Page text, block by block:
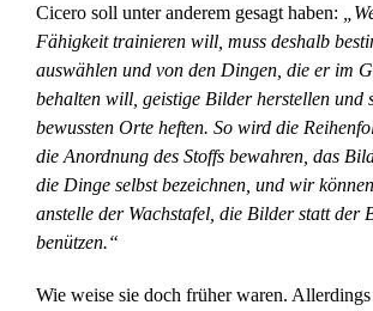
Cicero soll unter anderem gesagt haben:
Fähigkeit trainieren will, muss deshalb
auswählen und von den Dingen, die er im
behalten will, geistige Bilder herstellen und
bewussten Orte heften. So wird die
die Anordnung des Stoffs bewahren, das
die Dinge selbst bezeichnen, und wir
anstelle der Wachstafel, die Bilder statt der
benützen.“
Wie weise sie doch früher waren.